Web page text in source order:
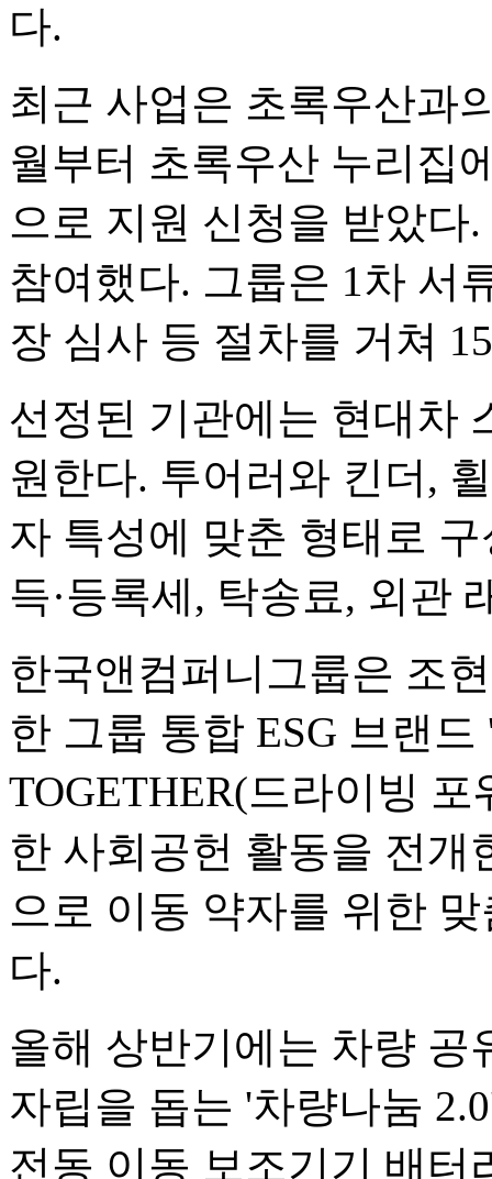
다.
최근 사업은 초록우산과
월부터 초록우산 누리집
으로 지원 신청을 받았다
참여했다. 그룹은 1차 서
장 심사 등 절차를 거쳐
선정된 기관에는 현대차
원한다. 투어러와 킨더,
자 특성에 맞춘 형태로
득·등록세, 탁송료, 외관
한국앤컴퍼니그룹은 조
한 그룹 통합 ESG 브랜
TOGETHER(드라이빙
한 사회공헌 활동을 전개
으로 이동 약자를 위한
다.
올해 상반기에는 차량 공
자립을 돕는 '차량나눔
전동 이동 보조기기 배터